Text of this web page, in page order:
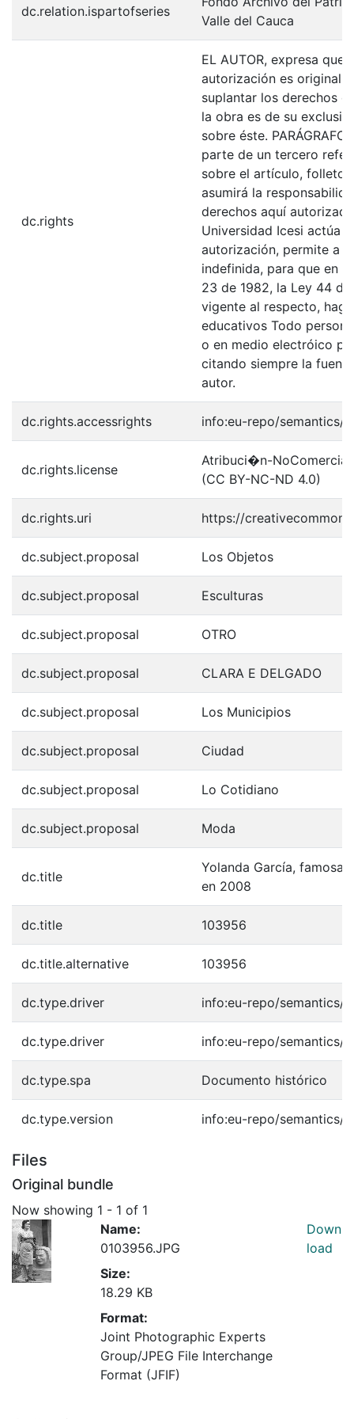
dc.relation.ispartofseries
Valle del Cauca
dc.rights
EL AUTOR, expresa
autorización es original
suplantar los derechos
la obra es de su
sobre éste.
parte de un tercero
sobre el artículo, folleto
asumirá la
derechos aquí
Universidad Icesi actúa
autorización, permite a
indefinida, para que en
23 de 1982, la Ley 44
vigente al respecto,
educativos Todo
o en medio electróico
citando siempre la
autor.
dc.rights.accessrights info:eu-repo/semantics/
dc.rights.license
Atribuci�n-
(CC BY-NC-ND 4.0)
dc.rights.uri https://
dc.subject.proposal Los Objetos
dc.subject.proposal Esculturas
dc.subject.proposal OTRO
dc.subject.proposal CLARA E DELGADO
dc.subject.proposal Los Municipios
dc.subject.proposal Ciudad
dc.subject.proposal Lo Cotidiano
dc.subject.proposal Moda
dc.title
Yolanda García, famosa
en 2008
dc.title 103956
dc.title.alternative 103956
dc.type.driver info:eu-repo/semantics/
dc.type.driver info:eu-repo/semantics/
dc.type.spa Documento histórico
dc.type.version info:eu-repo/semantics/
Files
Original bundle
Now showing 1 - 1 of 1
Name:
0103956.JPG
Size:
18.29 KB
Format:
Joint Photographic Experts
Group/JPEG File Interchange
Format (JFIF)
Down
load